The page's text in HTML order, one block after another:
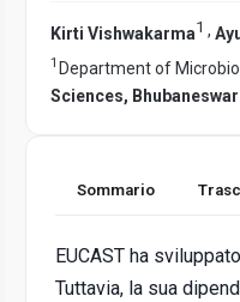
Kirti Vishwakarma1 ,
1 Department of
Sciences, Bhubaneswar
Sommario
EUCAST ha
Tuttavia, la sua